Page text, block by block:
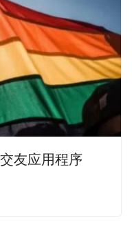
友应用程序